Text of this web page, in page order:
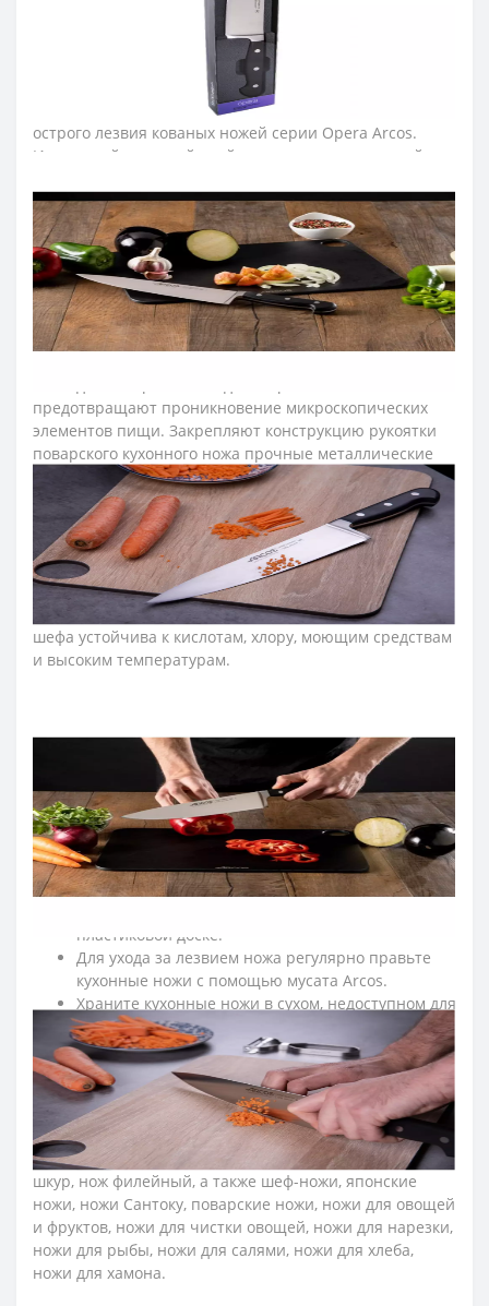
сверхвысокую режущую способность, повышенную
твердость и коррозиестойкость. В результате лезвие
ножа долго не тупится, не ржавеет, поэтому изделие
имеет долгий срок службы. «Шелковый край» - так
называется технология создания особо ровного и
острого лезвия кованых ножей серии Opera Arcos.
Идеальный режущий край получают путем ручной
равнодушными.
Защитой для пальцев во время резки служит пятка,
которая размещена на конце лезвия ножа и делает
изделие безопасным и надежным для постоянной
эксплуатации.
предотвращают проникновение микроскопических
элементов пищи. Закрепляют конструкцию рукоятки
поварского кухонного ножа прочные металлические
заклепки. В рукоятке отсутствуют щели, что
предотвращает проникновение мелких остатков
пищи. Закрепляют конструкцию рукоятки ножа
прочными металлическими заклепками. Выступ,
размещенный на конце рукоятки ножа серии «Опера»,
предотвращает скольжение руки повара и влияет на
безопасность использования ножа. Рукоятка ножа
шефа устойчива к кислотам, хлору, моющим средствам
и высоким температурам.
➤ Как ухаживать за кухонными ножами Аркос?
Мойте кухонные ножи сразу после
использования.
По возможности мойте ножи для кухни вручную.
После эксплуатации насухо протирайте кухонные
ножи мягкой тканью.
пластиковой доске.
Для ухода за лезвием ножа регулярно правьте
кухонные ножи с помощью мусата Arcos.
Храните кухонные ножи в сухом, недоступном для
детей месте.
➤ Какие ножи входят в профессиональную серию
Аркос Opera?
В коллекцию вошли такие профессиональные ножи:
для разделки мяса, нож обвалочный, нож для снятия
шкур, нож филейный, а также шеф-ножи, японские
ножи, ножи Сантоку, поварские ножи, ножи для овощей
и фруктов, ножи для чистки овощей, ножи для нарезки,
ножи для рыбы, ножи для салями, ножи для хлеба,
ножи для хамона.